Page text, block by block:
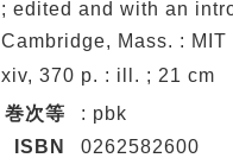
; edited and with an
Cambridge, Mass. :
xiv, 370 p. : ill. ; 21 cm
巻次等
: pbk
ISBN
0262582600